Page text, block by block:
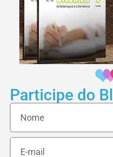
Participe do